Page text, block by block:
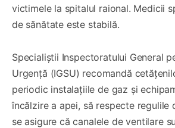
victimele la spitalul raional. Medicii
de sănătate este stabilă.
Specialiștii Inspectoratului General
Urgență (IGSU) recomandă
periodic instalațiile de gaz și
încălzire a apei, să respecte regulile
se asigure că canalele de ventilare